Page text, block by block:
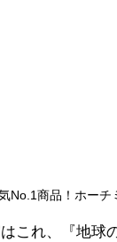
No.1商品！ホーチ
はこれ、『地